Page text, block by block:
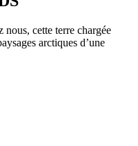
nous, cette terre chargée
arctiques d’une